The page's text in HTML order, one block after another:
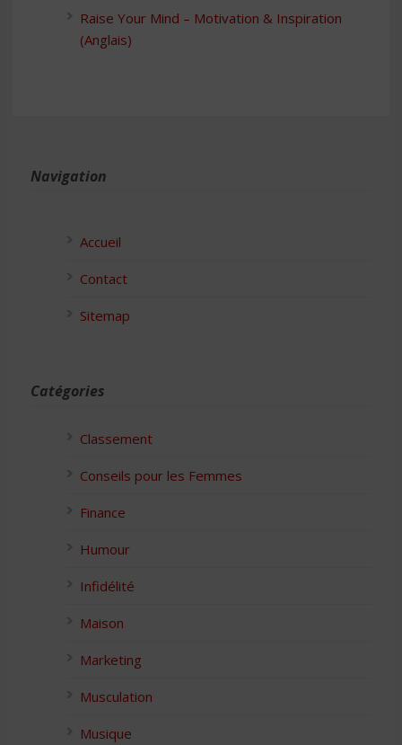
Raise Your Mind – Motivation & Inspiration
(Anglais)
Navigation
Accueil
Contact
Sitemap
Catégories
Classement
Conseils pour les Femmes
Finance
Humour
Infidélité
Maison
Marketing
Musculation
Musique